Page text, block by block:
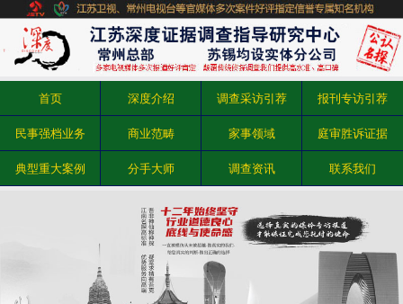
首页 深度介绍 调查采访引荐 报刊专访引荐
民事强档业务 商业范畴 家事领域 庭审胜诉证据
典型重大案例 分手大师 调查资讯 联系我们